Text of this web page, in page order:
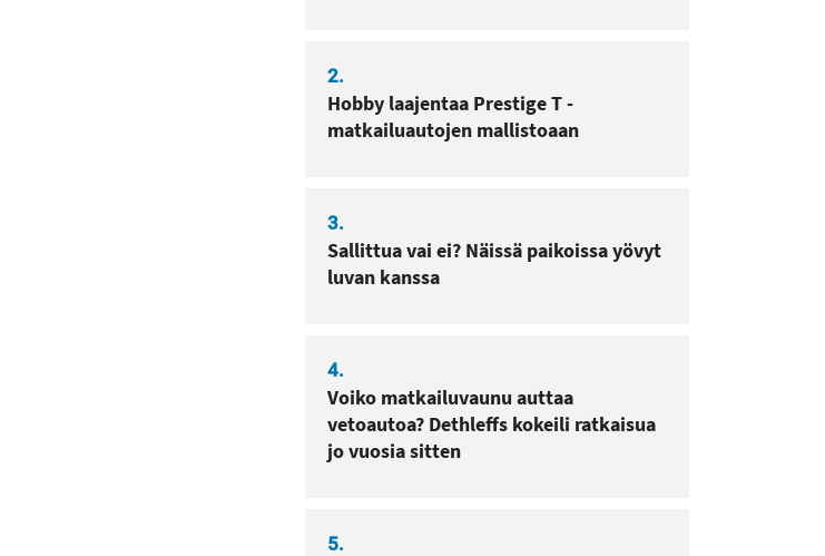
2.
Hobby laajentaa Prestige T -
matkailuautojen mallistoaan
3.
Sallittua vai ei? Näissä paikoissa yövyt
luvan kanssa
4.
Voiko matkailuvaunu auttaa
vetoautoa? Dethleffs kokeili ratkaisua
jo vuosia sitten
5.